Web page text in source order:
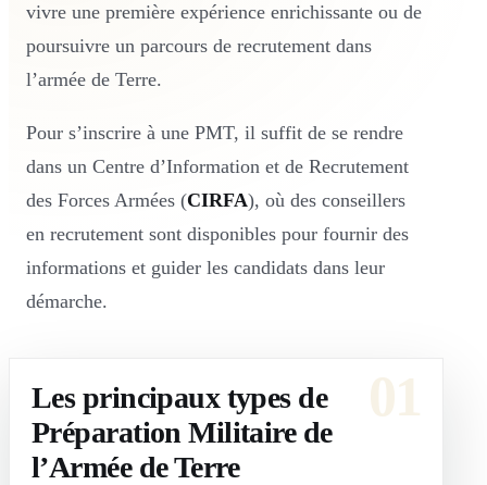
vivre une première expérience enrichissante ou de
poursuivre un parcours de recrutement dans
l’armée de Terre.
Pour s’inscrire à une PMT, il suffit de se rendre
dans un Centre d’Information et de Recrutement
des Forces Armées (CIRFA), où des conseillers
en recrutement sont disponibles pour fournir des
informations et guider les candidats dans leur
démarche.
Les principaux types de
Préparation Militaire de
l’Armée de Terre